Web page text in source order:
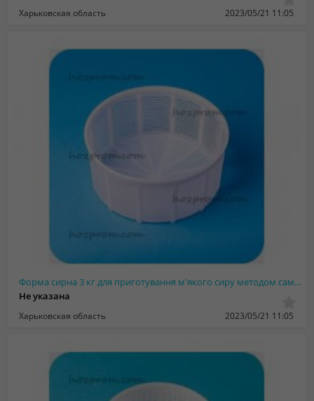
Харьковская область 2023/05/21 11:05
Форма сирна 3 кг для приготування м'якого сиру методом самопресування сирного зе...
Не указана
Харьковская область 2023/05/21 11:05